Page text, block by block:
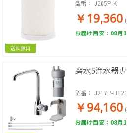
送料無料
型番： J205P-K
￥19,360
お届け目安：08月
磨水5浄水器
型番： J217P-B121
￥94,160
お届け目安：08月